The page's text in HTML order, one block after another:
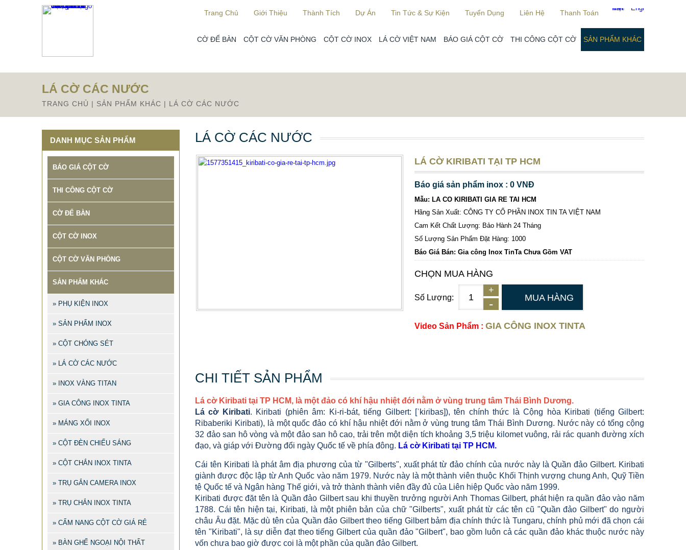
Trang Chủ Giới Thiệu Thành Tích Dự Án Tin Tức & Sự Kiện Tuyển Dụng Liên Hệ Thanh Toán
CỜ ĐỂ BÀN CỘT CỜ VĂN PHÒNG CỘT CỜ INOX LÁ CỜ VIỆT NAM BÁO GIÁ CỘT CỜ THI CÔNG CỘT CỜ SẢN PHẨM KHÁC
Từ mục này trở xuống là mã nguồn Zalo
LÁ CỜ CÁC NƯỚC
TRANG CHỦ | SẢN PHẨM KHÁC | LÁ CỜ CÁC NƯỚC
LÁ CỜ CÁC NƯỚC
LÁ CỜ KIRIBATI TẠI TP HCM
Báo giá sản phẩm inox : 0 VNĐ
Mẫu: LA CO KIRIBATI GIA RE TAI HCM
Hãng Sản Xuất: CÔNG TY CỔ PHẦN INOX TIN TA VIỆT NAM
Cam Kết Chất Lượng: Bảo Hành 24 Tháng
Số Lượng Sản Phẩm Đặt Hàng: 1000
Báo Giá Bán: Gia công Inox TinTa Chưa Gồm VAT
CHỌN MUA HÀNG
Số Lượng: MUA HÀNG
Video Sản Phẩm : GIA CÔNG INOX TINTA
CHI TIẾT SẢN PHẨM
Lá cờ Kiribati tại TP HCM, là một đảo có khí hậu nhiệt đới nằm ở vùng trung tâm Thái Bình Dương.
Lá cờ Kiribati. Kiribati (phiên âm: Ki-ri-bát, tiếng Gilbert: [ˈkiɾibas]), tên chính thức là Cộng hòa Kiribati (tiếng Gilbert:
Ribaberiki Kiribati), là một quốc đảo có khí hậu nhiệt đới nằm ở vùng trung tâm Thái Bình Dương. Nước này có tổng cộng
32 đảo san hô vòng và một đảo san hô cao, trải trên một diện tích khoảng 3,5 triệu kilomet vuông, rải rác quanh đường xích
đạo, và giáp với Đường đổi ngày Quốc tế về phía đông. Lá cờ Kiribati tại TP HCM.
Cái tên Kiribati là phát âm địa phương của từ "Gilberts", xuất phát từ đảo chính của nước này là Quần đảo Gilbert. Kiribati
giành được độc lập từ Anh Quốc vào năm 1979. Nước này là một thành viên thuộc Khối Thịnh vượng chung Anh, Quỹ Tiền
tệ Quốc tế và Ngân hàng Thế giới, và trở thành thành viên đầy đủ của Liên hiệp Quốc vào năm 1999.
Kiribati được đặt tên là Quần đảo Gilbert sau khi thuyền trưởng người Anh Thomas Gilbert, phát hiện ra quần đảo vào năm
1788. Cái tên hiện tại, Kiribati, là một phiên bản của chữ "Gilberts", xuất phát từ các tên cũ "Quần đảo Gilbert" do người
châu Âu đặt. Mặc dù tên của Quần đảo Gilbert theo tiếng Gilbert bảm địa chính thức là Tungaru, chính phủ mới đã chọn cái
tên "Kiribati", là sự diễn đạt theo tiếng Gilbert của quần đảo "Gilbert", bao gồm luôn cả các quần đảo khác thuộc nước này
vốn chưa bao giờ được coi là một phần của quần đảo Gilbert.
DANH MỤC SẢN PHẨM
BÁO GIÁ CỘT CỜ
THI CÔNG CỘT CỜ
CỜ ĐỂ BÀN
CỘT CỜ INOX
CỘT CỜ VĂN PHÒNG
SẢN PHẨM KHÁC
» PHỤ KIỆN INOX
» SẢN PHẨM INOX
» CỘT CHÓNG SÉT
» LÁ CỜ CÁC NƯỚC
» INOX VÀNG TITAN
» GIA CÔNG INOX TINTA
» MÁNG XỐI INOX
» CỘT ĐÈN CHIẾU SÁNG
» CỘT CHẮN INOX TINTA
» TRỤ GẮN CAMERA INOX
» TRỤ CHẮN INOX TINTA
» CẨM NANG CỘT CỜ GIÁ RẺ
» BÀN GHẾ NGOẠI NỘI THẤT